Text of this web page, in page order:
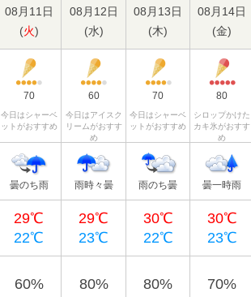
08月11日
(火)
08月12日
(水)
08月13日
(木)
08月14日
(金)
70
今日はシャーベ
ットがおすすめ
60
今日はアイスク
リームがおすす
め
70
今日はシャーベ
ットがおすすめ
80
シロップかけた
カキ氷がおすす
め
曇のち雨 雨時々曇 雨のち曇 曇一時雨
29℃
22℃
29℃
23℃
30℃
22℃
30℃
23℃
60% 80% 80% 70%